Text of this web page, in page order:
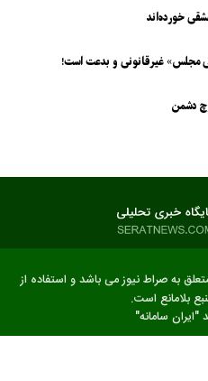
خورده‌اند
مجلس» غیرقانونی و بدعت است!
دشمن
به صراط نیوز می باشد و استفاده از
بلامانع است.
"ایران سامانه"